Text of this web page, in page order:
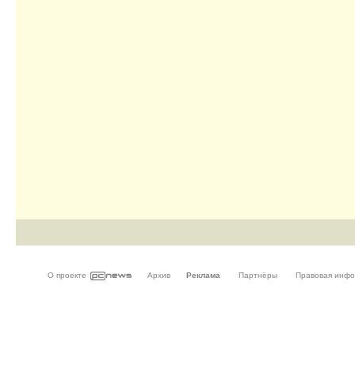
О проекте Архив Реклама Партнёры Правовая